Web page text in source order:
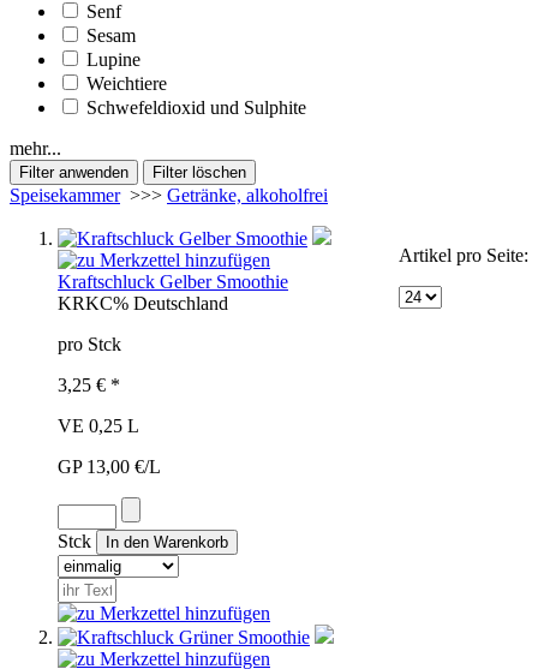
Senf
Sesam
Lupine
Weichtiere
Schwefeldioxid und Sulphite
mehr...
Speisekammer >>> Getränke, alkoholfrei
Artikel pro Seite:
Kraftschluck Gelber Smoothie
KRKC% Deutschland
pro Stck
3,25 € *
VE 0,25 L
GP 13,00 €/L
Stck